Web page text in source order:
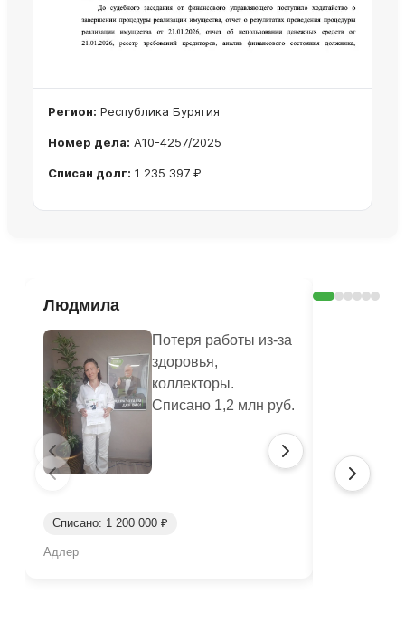
Регион: Республика Бурятия
Номер дела: А10-4257/2025
Списан долг: 1 235 397 ₽
Людмила
Потеря работы из-за
здоровья,
коллекторы.
Списано 1,2 млн руб.
Списано: 1 200 000 ₽
Адлер